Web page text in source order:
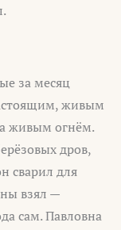
за месяц
живым
живым огнём.
дров,
сварил для
взял —
сам. Павловна